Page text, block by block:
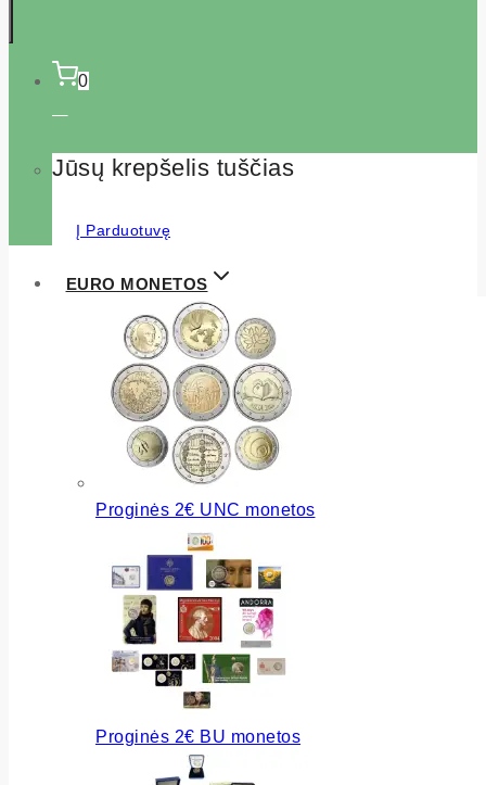
0
Jūsų krepšelis tuščias
Į Parduotuvę
EURO MONETOS
Proginės 2€ UNC monetos
Proginės 2€ BU monetos